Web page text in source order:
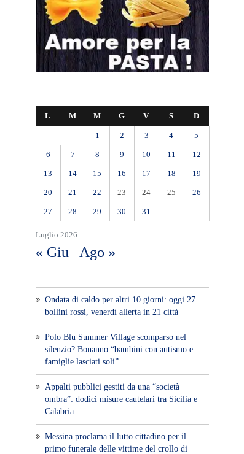
Luglio 2026
L M M G V S D
1 2 3 4 5
6 7 8 9 10 11 12
13 14 15 16 17 18 19
20 21 22 23 24 25 26
27 28 29 30 31
« Giu Ago »
Ondata di caldo per altri 10 giorni: oggi 27
bollini rossi, venerdì allerta in 21 città
Polo Blu Summer Village scomparso nel
silenzio? Bonanno “bambini con autismo e
famiglie lasciati soli”
Appalti pubblici gestiti da una “società
ombra”: dodici misure cautelari tra Sicilia e
Calabria
Messina proclama il lutto cittadino per il
primo funerale delle vittime del crollo di